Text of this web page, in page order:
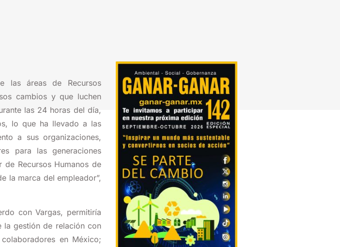
las áreas de Recursos
cambios y que luchen
las 24 horas del día,
lo que ha llevado a las
a sus organizaciones,
para las generaciones
de Recursos Humanos de
la marca del empleador”,
con Vargas, permitiría
gestión de relación con
en México;